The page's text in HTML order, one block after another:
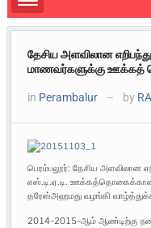
தேசிய அளவிலான
மாணவர்களுக்கு ஊக்கத்
in Perambalur — by
பெரம்பலூர்: தேசிய அளவிலான
எஸ்.டி.ஏ.டி.
தரேஸ்அஹமது வழங்கி
2014-2015-ஆம் ஆண்டிற்கு